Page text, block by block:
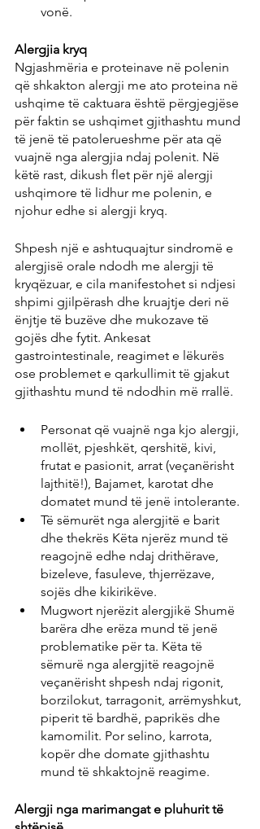
vonë.
Alergjia kryq
Ngjashmëria e proteinave në polenin
që shkakton alergji me ato proteina në
ushqime të caktuara është përgjegjëse
për faktin se ushqimet gjithashtu mund
të jenë të patolerueshme për ata që
vuajnë nga alergjia ndaj polenit. Në
këtë rast, dikush flet për një alergji
ushqimore të lidhur me polenin, e
njohur edhe si alergji kryq.
Shpesh një e ashtuquajtur sindromë e
alergjisë orale ndodh me alergji të
kryqëzuar, e cila manifestohet si ndjesi
shpimi gjilpërash dhe kruajtje deri në
ënjtje të buzëve dhe mukozave të
gojës dhe fytit. Ankesat
gastrointestinale, reagimet e lëkurës
ose problemet e qarkullimit të gjakut
gjithashtu mund të ndodhin më rrallë.
Personat që vuajnë nga kjo alergji,
mollët, pjeshkët, qershitë, kivi,
frutat e pasionit, arrat (veçanërisht
lajthitë!), Bajamet, karotat dhe
domatet mund të jenë intolerante.
Të sëmurët nga alergjitë e barit
dhe thekrës Këta njerëz mund të
reagojnë edhe ndaj drithërave,
bizeleve, fasuleve, thjerrëzave,
sojës dhe kikirikëve.
Mugwort njerëzit alergjikë Shumë
barëra dhe erëza mund të jenë
problematike për ta. Këta të
sëmurë nga alergjitë reagojnë
veçanërisht shpesh ndaj rigonit,
borzilokut, tarragonit, arrëmyshkut,
piperit të bardhë, paprikës dhe
kamomilit. Por selino, karrota,
kopër dhe domate gjithashtu
mund të shkaktojnë reagime.
Alergji nga marimangat e pluhurit të